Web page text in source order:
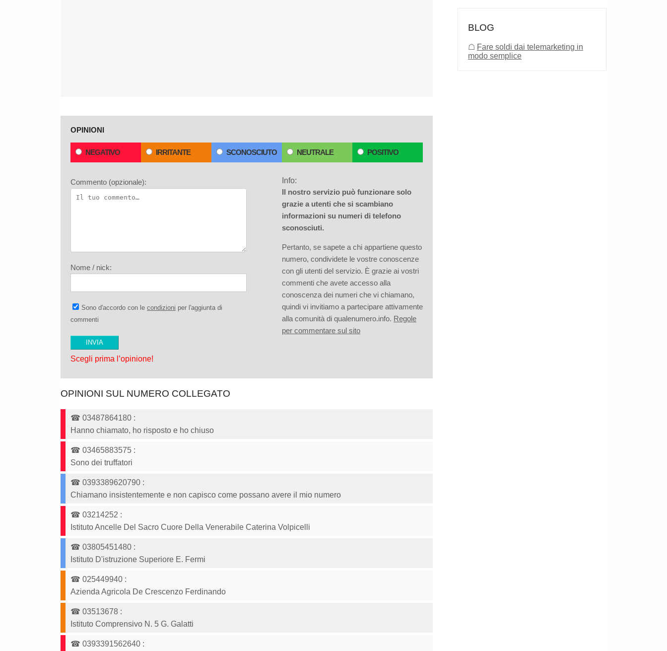
OPINIONI
NEGATIVO IRRITANTE SCONOSCIUTO NEUTRALE POSITIVO
Commento (opzionale):
Nome / nick:
Sono d'accordo con le condizioni per l'aggiunta di
commenti
Scegli prima l’opinione!
Info:
Il nostro servizio può funzionare solo
grazie a utenti che si scambiano
informazioni su numeri di telefono
sconosciuti.
Pertanto, se sapete a chi appartiene questo
numero, condividete le vostre conoscenze
con gli utenti del servizio. È grazie ai vostri
commenti che avete accesso alla
conoscenza dei numeri che vi chiamano,
quindi vi invitiamo a partecipare attivamente
alla comunità di qualenumero.info. Regole
per commentare sul sito
OPINIONI SUL NUMERO COLLEGATO
☎ 03487864180 :
Hanno chiamato, ho risposto e ho chiuso
☎ 03465883575 :
Sono dei truffatori
☎ 0393389620790 :
Chiamano insistentemente e non capisco come possano avere il mio numero
☎ 03214252 :
Istituto Ancelle Del Sacro Cuore Della Venerabile Caterina Volpicelli
☎ 03805451480 :
Istituto D'istruzione Superiore E. Fermi
☎ 025449940 :
Azienda Agricola De Crescenzo Ferdinando
☎ 03513678 :
Istituto Comprensivo N. 5 G. Galatti
☎ 0393391562640 :
BLOG
☖ Fare soldi dai telemarketing in
modo semplice